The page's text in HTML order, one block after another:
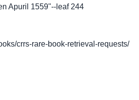
Apuril 1559"--leaf 244
crrs-rare-book-retrieval-requests/